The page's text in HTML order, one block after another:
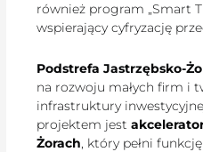
również program „Smart
wspierający cyfryzację
Podstrefa Jastrzębsko-
na rozwoju małych firm i
infrastruktury
projektem jest
Żorach , który pełni